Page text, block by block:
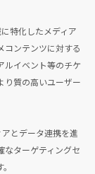
特化したメディア
コンテンツに対する
ルイベント等のチケ
り質の高いユーザー
とデータ連携を進
なターゲティングセ